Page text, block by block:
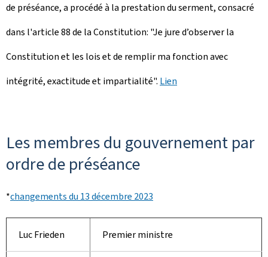
de préséance, a procédé à la prestation du serment, consacré
dans l'article 88 de la Constitution: "Je jure d’observer la
Constitution et les lois et de remplir ma fonction avec
intégrité, exactitude et impartialité". Lien
Les membres du gouvernement par
ordre de préséance
*changements du 13 décembre 2023
Luc Frieden Premier ministre